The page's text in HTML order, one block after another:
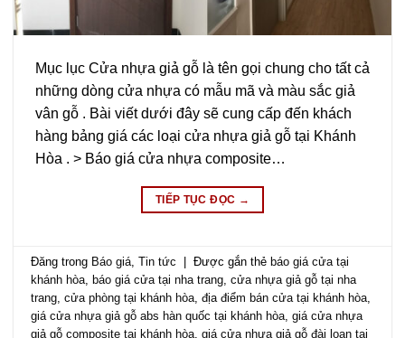
Mục lục Cửa nhựa giả gỗ là tên gọi chung cho tất cả
những dòng cửa nhựa có mẫu mã và màu sắc giả
vân gỗ . Bài viết dưới đây sẽ cung cấp đến khách
hàng bảng giá các loại cửa nhựa giả gỗ tại Khánh
Hòa . > Báo giá cửa nhựa composite…
TIẾP TỤC ĐỌC →
Đăng trong Báo giá ,Tin tức | Được gắn thẻbáo giá cửa tại
khánh hòa ,báo giá cửa tại nha trang ,cửa nhựa giả gỗ tại nha
trang ,cửa phòng tại khánh hòa ,địa điểm bán cửa tại khánh hòa
giá cửa nhựa giả gỗ abs hàn quốc tại khánh hòa ,giá cửa nhựa
giả gỗ composite tại khánh hòa ,giá cửa nhựa giả gỗ đài loan tại